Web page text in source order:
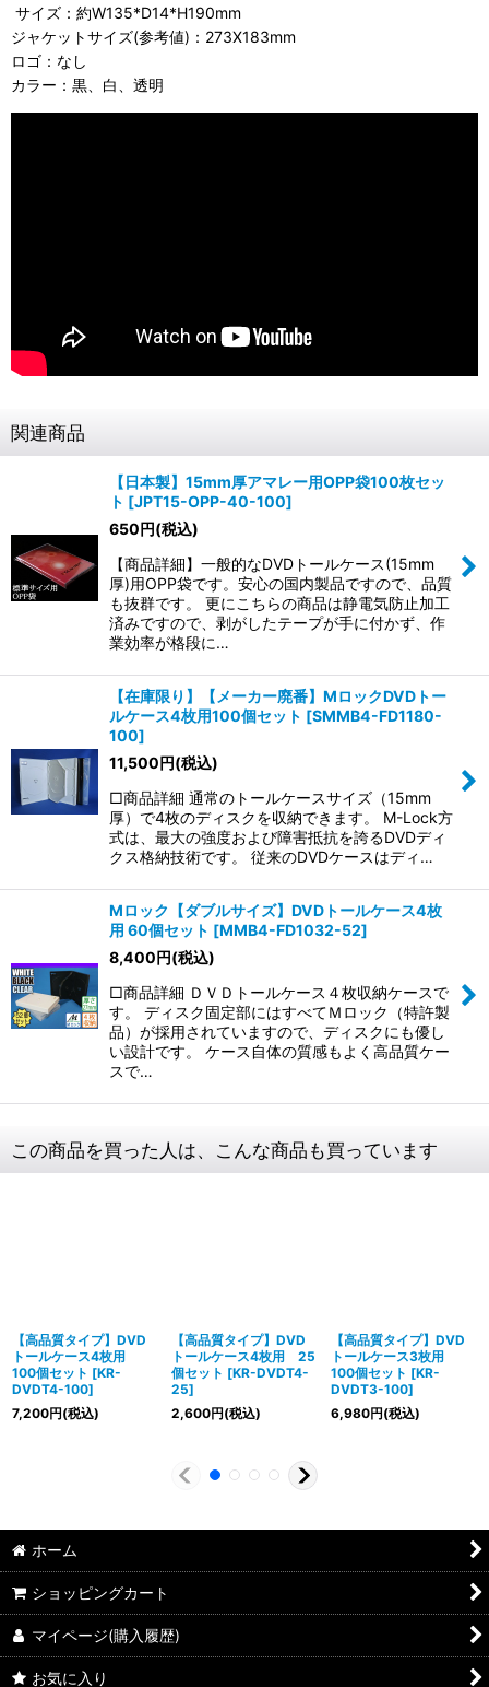
サイズ：約W135*D14*H190mm
ジャケットサイズ(参考値)：273X183mm
ロゴ：なし
カラー：黒、白、透明
関連商品
【日本製】15mm厚アマレー用OPP袋100枚セッ
ト [JPT15-OPP-40-100]
650円(税込)
【商品詳細】一般的なDVDトールケース(15mm
厚)用OPP袋です。安心の国内製品ですので、品質
も抜群です。 更にこちらの商品は静電気防止加工
済みですので、剥がしたテープが手に付かず、作
業効率が格段に…
【在庫限り】【メーカー廃番】MロックDVDトー
ルケース4枚用100個セット [SMMB4-FD1180-
100]
11,500円(税込)
□商品詳細 通常のトールケースサイズ（15mm
厚）で4枚のディスクを収納できます。 M-Lock方
式は、最大の強度および障害抵抗を誇るDVDディ
クス格納技術です。 従来のDVDケースはディ…
Mロック【ダブルサイズ】DVDトールケース4枚
用 60個セット [MMB4-FD1032-52]
8,400円(税込)
□商品詳細 ＤＶＤトールケース４枚収納ケースで
す。 ディスク固定部にはすべてＭロック（特許製
品）が採用されていますので、ディスクにも優し
い設計です。 ケース自体の質感もよく高品質ケー
スで…
この商品を買った人は、こんな商品も買っています
【高品質タイプ】DVD
トールケース4枚用
100個セット [KR-
DVDT4-100]
7,200円(税込)
【高品質タイプ】DVD
トールケース4枚用 25
個セット [KR-DVDT4-
25]
2,600円(税込)
【高品質タイプ】DVD
トールケース3枚用
100個セット [KR-
DVDT3-100]
6,980円(税込)
ホーム
ショッピングカート
マイページ(購入履歴)
お気に入り